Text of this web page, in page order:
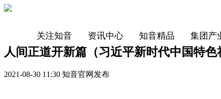
关注知音 资讯中心 知音精品 集团产
人间正道开新篇（习近平新时代中国特
2021-08-30 11:30 知音官网发布